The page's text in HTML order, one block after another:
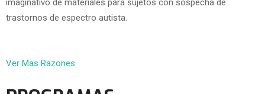
imaginativo de materiales para sujetos con sospecha de
trastornos de espectro autista.
Ver Mas Razones